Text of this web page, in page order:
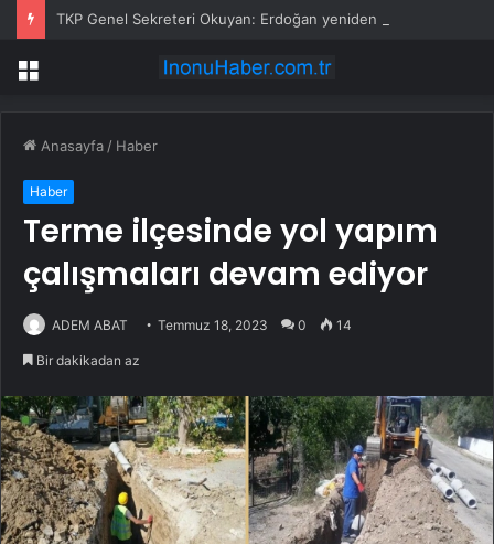
Menü
Anasayfa / Haber
Haber
Terme ilçesinde yol yapım
çalışmaları devam ediyor
ADEM ABAT Temmuz 18, 2023 0 14
Bir dakikadan az